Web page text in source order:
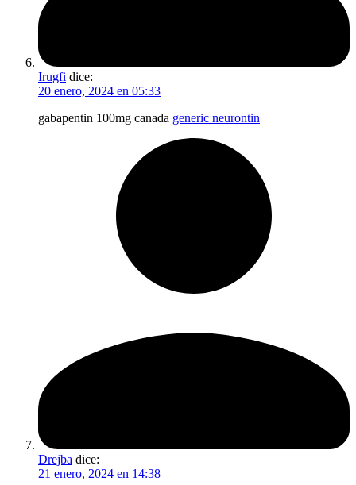
Irugfi dice:
20 enero, 2024 en 05:33
gabapentin 100mg canada generic neurontin
Drejba dice:
21 enero, 2024 en 14:38